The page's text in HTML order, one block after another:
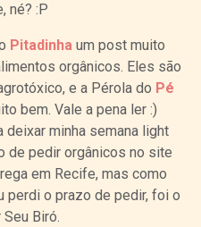
né? :P
Pitadinha um post muito
orgânicos. Eles são
e a Pérola do Pé
bem. Vale a pena ler :)
deixar minha semana light
de pedir orgânicos no site
em Recife, mas como
perdi o prazo de pedir, foi o
Biró.